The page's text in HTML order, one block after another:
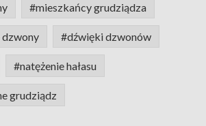
#mieszkańcy grudziądza
dzwony #dźwięki dzwonów
#natężenie hałasu
grudziądz